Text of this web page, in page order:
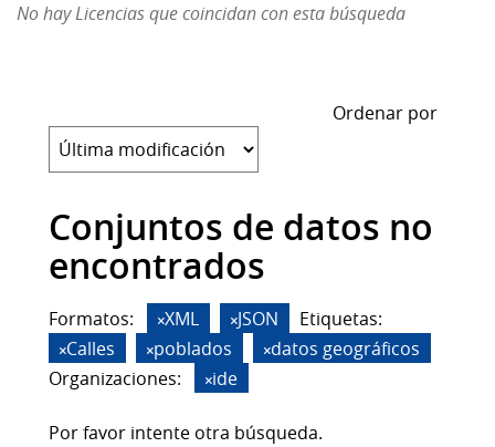
No hay Licencias que coincidan con esta búsqueda
Ordenar por
Conjuntos de datos no
encontrados
Formatos: XML JSON
Etiquetas:
Calles
poblados
datos geográficos
Organizaciones:
ide
Por favor intente otra búsqueda.